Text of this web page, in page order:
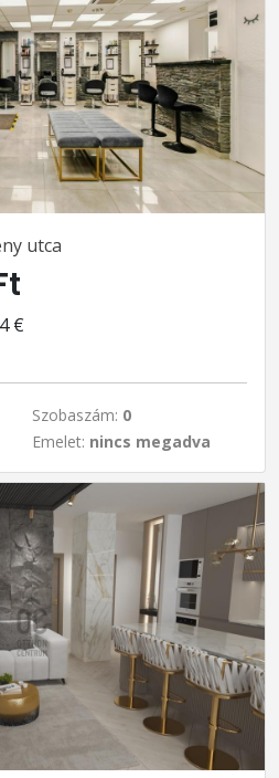
utca
€
Szobaszám: 0
Emelet: nincs megadva